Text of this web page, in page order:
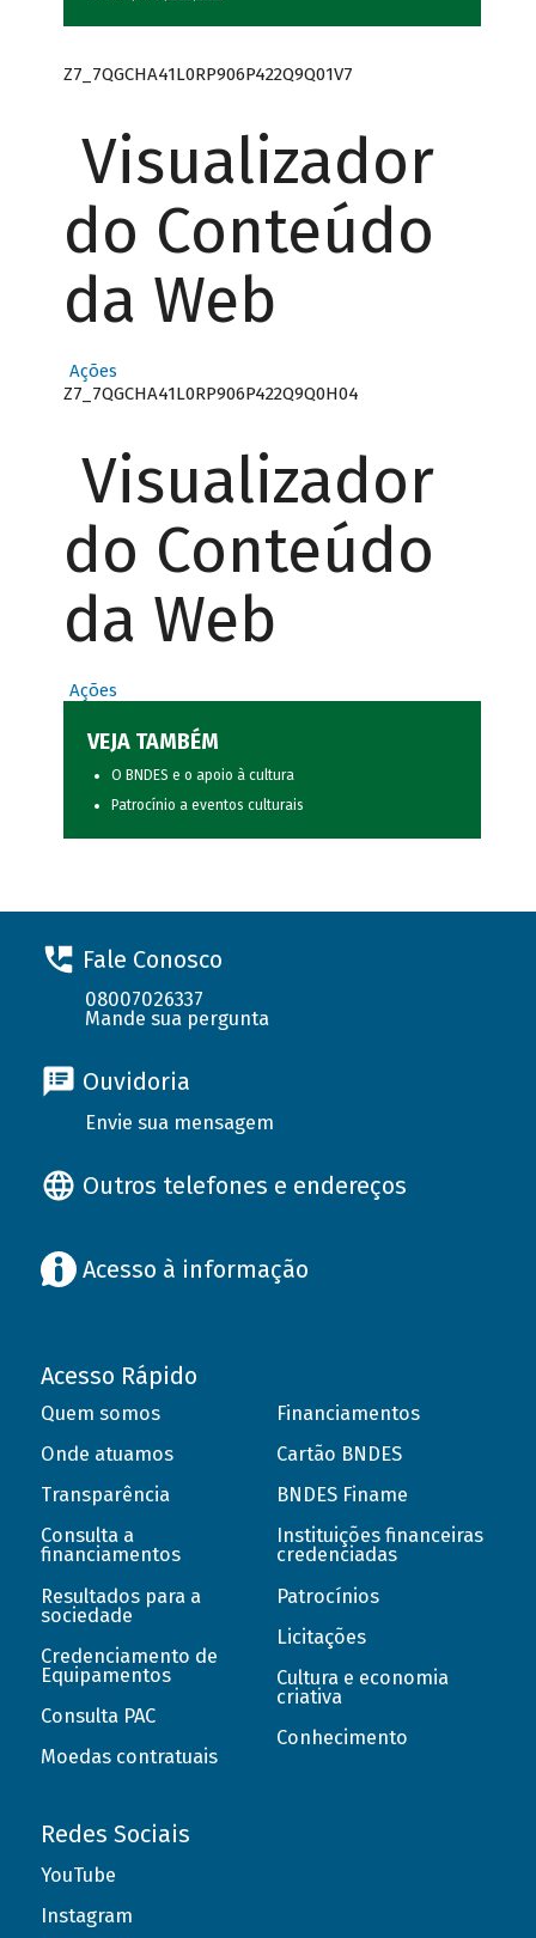
Z7_7QGCHA41L0RP906P422Q9Q01V7
Visualizador
do Conteúdo
da Web
Ações
Z7_7QGCHA41L0RP906P422Q9Q0H04
Visualizador
do Conteúdo
da Web
Ações
VEJA TAMBÉM
O BNDES e o apoio à cultura
Patrocínio a eventos culturais
Fale Conosco
08007026337
Mande sua pergunta
Ouvidoria
Envie sua mensagem
Outros telefones e endereços
Acesso à informação
Acesso Rápido
Quem somos
Onde atuamos
Transparência
Consulta a
financiamentos
Resultados para a
sociedade
Credenciamento de
Equipamentos
Consulta PAC
Moedas contratuais
Financiamentos
Cartão BNDES
BNDES Finame
Instituições financeiras
credenciadas
Patrocínios
Licitações
Cultura e economia
criativa
Conhecimento
Redes Sociais
YouTube
Instagram